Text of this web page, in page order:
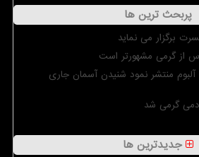
پربحث ترین ها
برگزار می نماید
گرمی مشهورتر است
منتشر نمود شنیدن آسمان جاری
گرمی شد
جدیدترین ها